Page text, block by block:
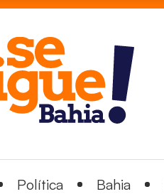
Política Bahia